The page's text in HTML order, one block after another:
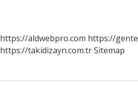
https://aldwebpro.com https://
https://takidizayn.com.trSitemap